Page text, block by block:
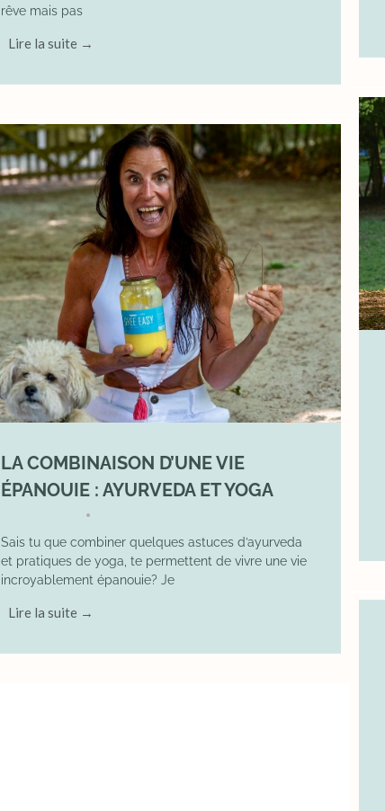
rêve mais pas
Lire la suite →
LA COMBINAISON D’UNE VIE
ÉPANOUIE : AYURVEDA ET YOGA
•
Sais tu que combiner quelques astuces d’ayurveda
et pratiques de yoga, te permettent de vivre une vie
incroyablement épanouie? Je
Lire la suite →